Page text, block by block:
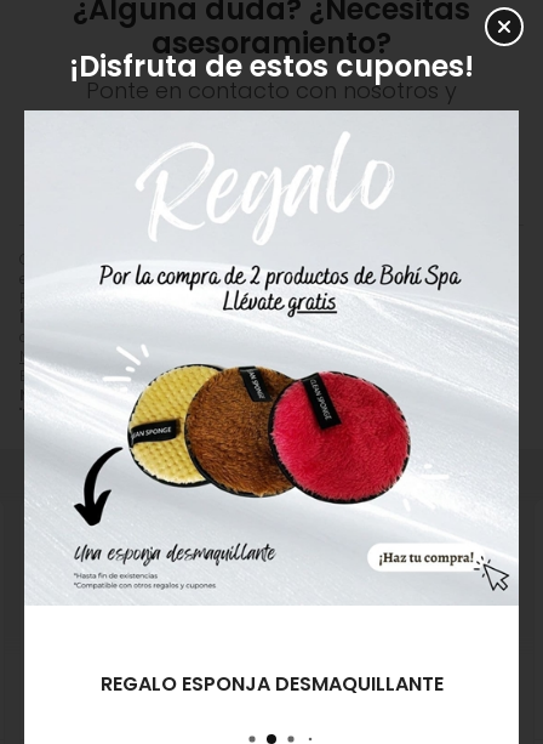
Naturnua Línea Íntima Naturalube por
en stock, recogida en tienda.
Precio, información, características e imágenes deNaturnua Línea
referencia 8432000900601, pertenece a las
Productos de Higiene Personal e Íntima
Cosmética
Natural
(236) yCremas Naturales (433) y a la marca
Encuentra productos relacionados y de similares características a
Naturnua Línea Íntima Naturalubeen "Cosmética Corporal",
"Productos de Higiene Personal e Íntima".
¿Alguna duda? ¿Necesitas
asesoramiento?
Ponte en contacto con nosotros y
resolveremos tus dudas.
982 201 221 ENVIAR EMAIL
¡Disfruta de estos cupones!
REGALO ESPONJA DESMAQUILLANTE